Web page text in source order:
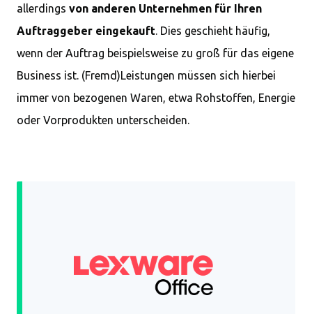
allerdings von anderen Unternehmen für Ihren
Auftraggeber eingekauft. Dies geschieht häufig,
wenn der Auftrag beispielsweise zu groß für das eigene
Business ist. (Fremd)Leistungen müssen sich hierbei
immer von bezogenen Waren, etwa Rohstoffen, Energie
oder Vorprodukten unterscheiden.